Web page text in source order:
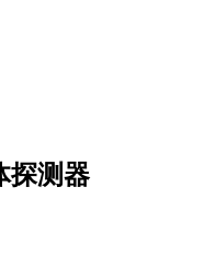
探测器